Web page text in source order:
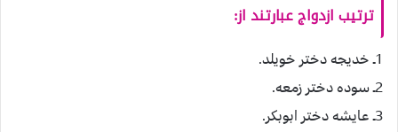
ترتيب‌ ازدواج‌ عبارتند از:
1ـ خديجه‌ دختر خويلد.
2ـ سوده‌ دختر زمعه‌.
3ـ عايشه دختر ابوبكر.